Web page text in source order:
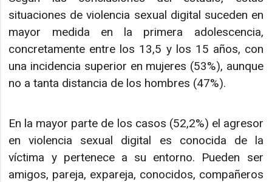
situaciones de violencia sexual digital suceden en
mayor medida en la primera adolescencia,
concretamente entre los 13,5 y los 15 años, con
una incidencia superior en mujeres (53%), aunque
no a tanta distancia de los hombres (47%).
En la mayor parte de los casos (52,2%) el agresor
en violencia sexual digital es conocida de la
víctima y pertenece a su entorno. Pueden ser
amigos, pareja, expareja, conocidos, compañeros